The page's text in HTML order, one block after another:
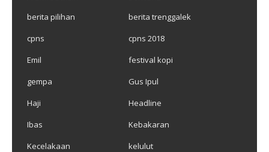
berita pilihan
berita trenggalek
cpns
cpns 2018
Emil
festival kopi
gempa
Gus Ipul
Haji
Headline
Ibas
Kebakaran
Kecelakaan
kelulut